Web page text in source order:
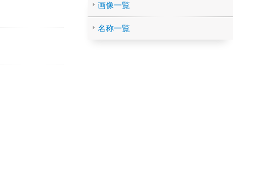
画像一覧
名称一覧